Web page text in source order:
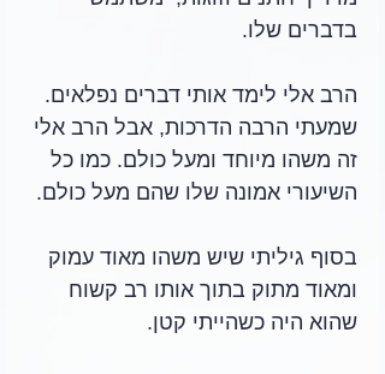
בדברים שלו.
הרב אלי לימד אותי דברים נפלאים.
שמעתי הרבה הדרכות, אבל הרב אלי
זה משהו מיוחד ומעל כולם. כמו כל
השיעורי אמונה שלו שהם מעל כולם.
בסוף גיליתי שיש משהו מאוד עמוק
ומאוד מתוק בתוך אותו רב קשוח
שהוא היה כשהייתי קטן.